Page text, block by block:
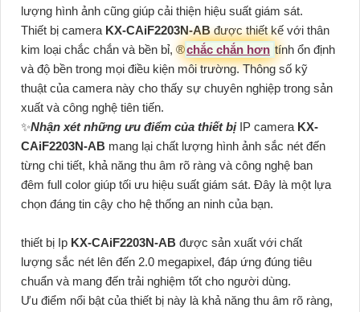
lượng hình ảnh cũng giúp cải thiện hiệu suất giám sát.
Thiết bị camera KX-CAiF2203N-ABđược thiết kế với thân
kim loại chắc chắn và bền bỉ, ®️chắc chắn hơn tính ổn định
và độ bền trong mọi điều kiện môi trường. Thông số kỹ
thuật của camera này cho thấy sự chuyên nghiệp trong sản
xuất và công nghệ tiên tiến.
✨Nhận xét những ưu điểm của thiết bị IP camera KX-
CAiF2203N-AB mang lại chất lượng hình ảnh sắc nét đến
từng chi tiết, khả năng thu âm rõ ràng và công nghệ ban
đêm full color giúp tối ưu hiệu suất giám sát. Đây là một lựa
chọn đáng tin cậy cho hệ thống an ninh của bạn.
thiết bị Ip KX-CAiF2203N-AB được sản xuất với chất
lượng sắc nét lên đến 2.0 megapixel, đáp ứng đúng tiêu
chuẩn và mang đến trải nghiệm tốt cho người dùng.
Ưu điểm nổi bật của thiết bị này là khả năng thu âm rõ ràng,